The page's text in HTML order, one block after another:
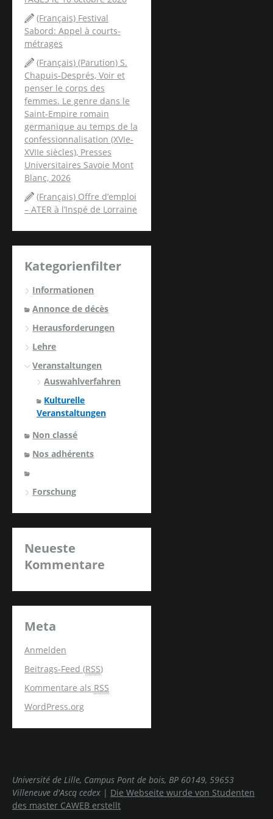
(Français) Festival
Sabord: Appel à courts-
métrages
(Français) (Parution) S.
Chapuis-Després, Voir et
penser le corps des
femmes. Le genre dans le
Saint-Empire romain
germanique au temps de la
confessionnalisation (XVIe-
XVIIe siècles), Presses
Universitaires Savoie Mont
Blanc, 2026
(Français) Offre d’emploi
– ATER à l’Inspé de Lorraine
Kategorienfilter
Informationen
Annonce de décès
Herausforderungen
Lehre
Veranstaltungen
Auswahlverfahren
Kulturelle
Veranstaltungen
Non classé
Nos adhérents
Forschung
Neueste
Kommentare
Meta
Anmelden
Beitrags-Feed (RSS)
Kommentare als RSS
WordPress.org
Université de Lille, Campus Pont de bois, BP 60149, 59653
Villeneuve d'Ascq cedex | Die Webseite wurde von Studenten
des master CAWEB erstellt